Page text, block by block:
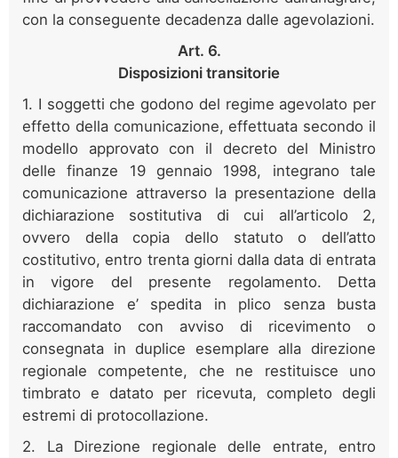
con la conseguente decadenza dalle agevolazioni.
Art. 6.
Disposizioni transitorie
1. I soggetti che godono del regime agevolato per
effetto della comunicazione, effettuata secondo il
modello approvato con il decreto del Ministro
delle finanze 19 gennaio 1998, integrano tale
comunicazione attraverso la presentazione della
dichiarazione sostitutiva di cui all’articolo 2,
ovvero della copia dello statuto o dell’atto
costitutivo, entro trenta giorni dalla data di entrata
in vigore del presente regolamento. Detta
dichiarazione e’ spedita in plico senza busta
raccomandato con avviso di ricevimento o
consegnata in duplice esemplare alla direzione
regionale competente, che ne restituisce uno
timbrato e datato per ricevuta, completo degli
estremi di protocollazione.
2. La Direzione regionale delle entrate, entro